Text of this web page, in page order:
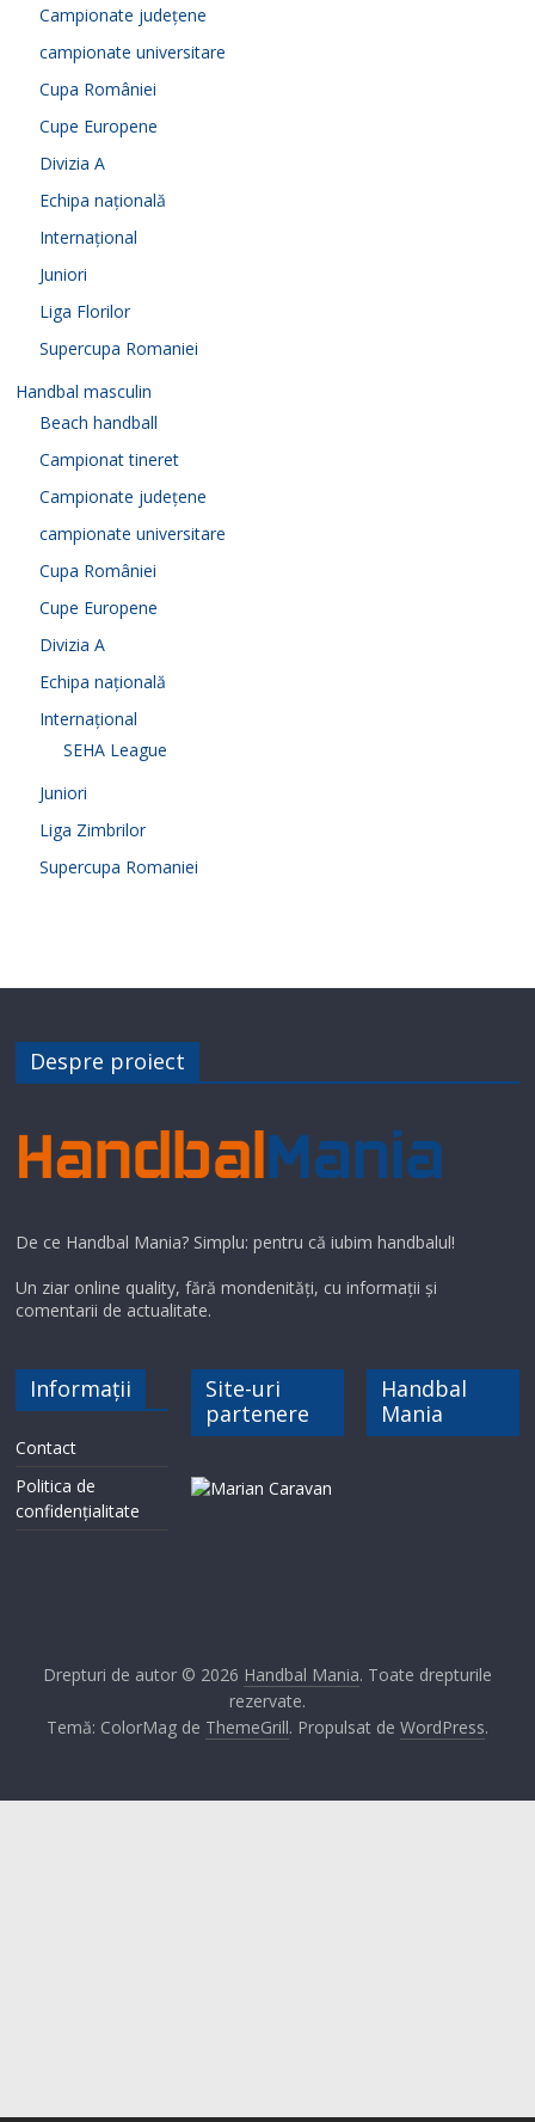
Campionate județene
campionate universitare
Cupa României
Cupe Europene
Divizia A
Echipa națională
Internațional
Juniori
Liga Florilor
Supercupa Romaniei
Handbal masculin
Beach handball
Campionat tineret
Campionate județene
campionate universitare
Cupa României
Cupe Europene
Divizia A
Echipa națională
Internațional
SEHA League
Juniori
Liga Zimbrilor
Supercupa Romaniei
Despre proiect
De ce Handbal Mania? Simplu: pentru că iubim handbalul!
Un ziar online quality, fără mondenități, cu informații și
comentarii de actualitate.
Informații
Contact
Politica de
confidențialitate
Site-uri
partenere
Handbal
Mania
Drepturi de autor © 2026 Handbal Mania. Toate drepturile
rezervate.
Temă: ColorMag de ThemeGrill. Propulsat de WordPress.